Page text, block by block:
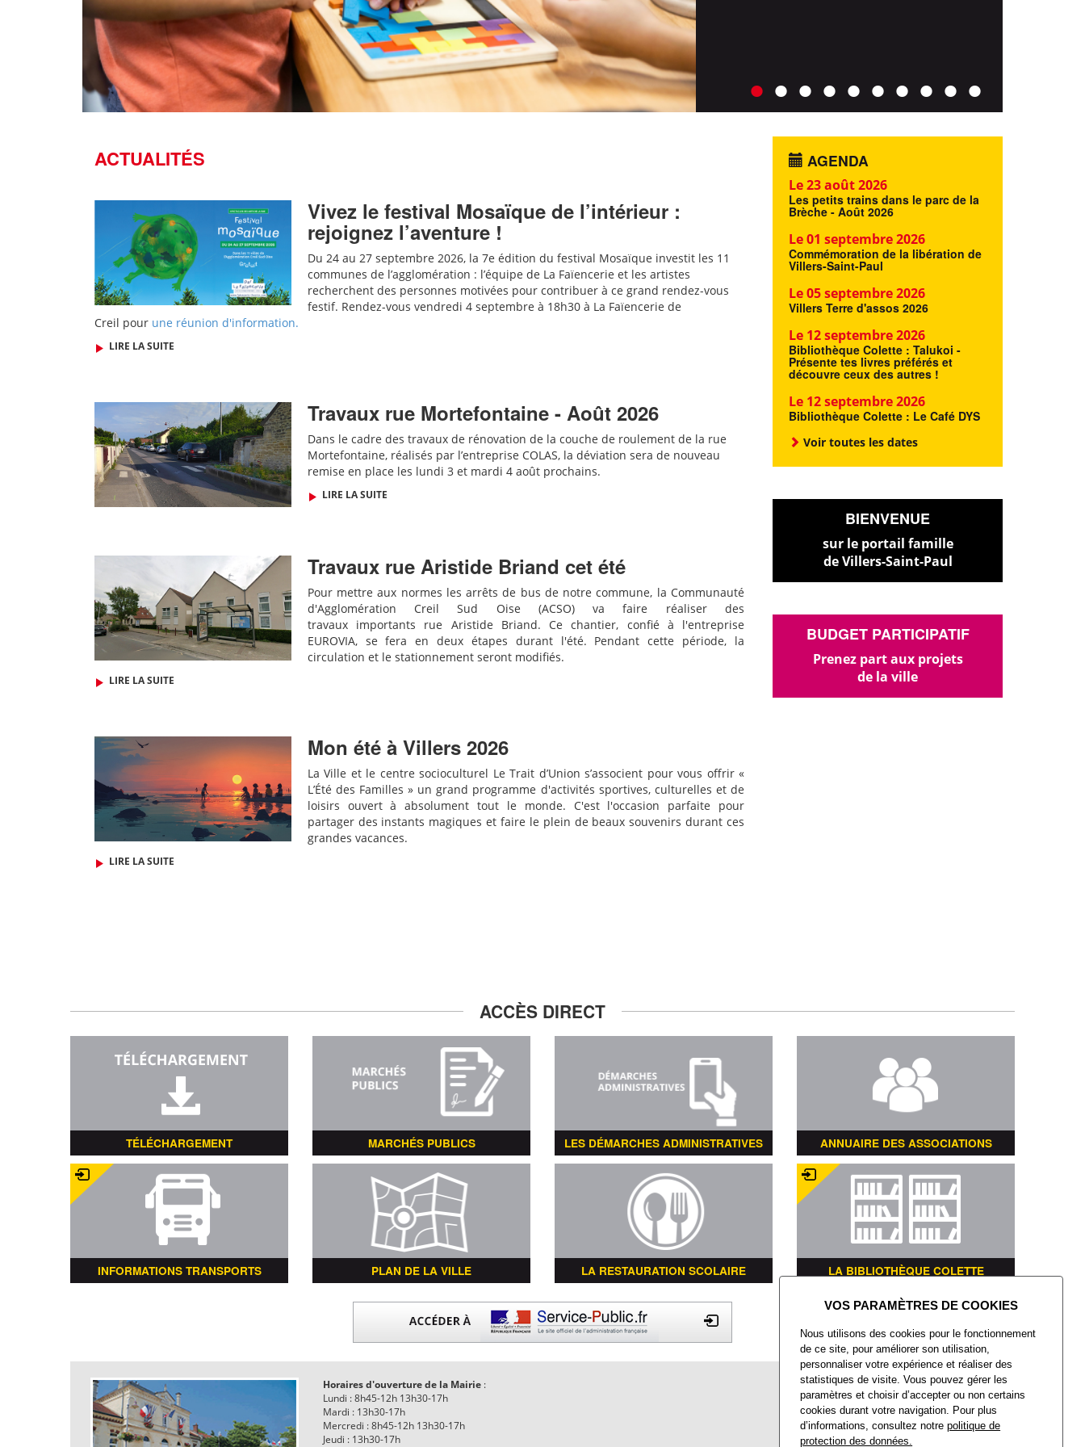
ACTUALITÉS
Vivez le festival Mosaïque de l’intérieur :
rejoignez l’aventure !
Du 24 au 27 septembre 2026, la 7e édition du festival Mosaïque investit les 11
communes de l’agglomération : l’équipe de La Faïencerie et les artistes
recherchent des personnes motivées pour contribuer à ce grand rendez-vous
festif. Rendez-vous vendredi 4 septembre à 18h30 à La Faïencerie de
Creil pour une réunion d'information.
LIRE LA SUITE
Travaux rue Mortefontaine - Août 2026
Dans le cadre des travaux de rénovation de la couche de roulement de la rue
Mortefontaine, réalisés par l’entreprise COLAS, la déviation sera de nouveau
remise en place les lundi 3 et mardi 4 août prochains.
LIRE LA SUITE
Travaux rue Aristide Briand cet été
Pour mettre aux normes les arrêts de bus de notre commune, la Communauté
d'Agglomération Creil Sud Oise (ACSO) va faire réaliser des
travaux importants rue Aristide Briand. Ce chantier, confié à l'entreprise
EUROVIA, se fera en deux étapes durant l'été. Pendant cette période, la
circulation et le stationnement seront modifiés.
LIRE LA SUITE
Mon été à Villers 2026
La Ville et le centre socioculturel Le Trait d’Union s’associent pour vous offrir «
L’Été des Familles » un grand programme d'activités sportives, culturelles et de
loisirs ouvert à absolument tout le monde. C'est l'occasion parfaite pour
partager des instants magiques et faire le plein de beaux souvenirs durant ces
grandes vacances.
LIRE LA SUITE
AGENDA
Le 23 août 2026
Les petits trains dans le parc de la
Brèche - Août 2026
Le 01 septembre 2026
Commémoration de la libération de
Villers-Saint-Paul
Le 05 septembre 2026
Villers Terre d'assos 2026
Le 12 septembre 2026
Bibliothèque Colette : Talukoi -
Présente tes livres préférés et
découvre ceux des autres !
Le 12 septembre 2026
Bibliothèque Colette : Le Café DYS
Voir toutes les dates
BIENVENUE
sur le portail famille
de Villers-Saint-Paul
BUDGET PARTICIPATIF
Prenez part aux projets
de la ville
ACCÈS DIRECT
TÉLÉCHARGEMENT MARCHÉS PUBLICS LES DÉMARCHES ADMINISTRATIVES ANNUAIRE DES ASSOCIATIONS
INFORMATIONS TRANSPORTS PLAN DE LA VILLE LA RESTAURATION SCOLAIRE LA BIBLIOTHÈQUE COLETTE
Horaires d'ouverture de la Mairie:
Lundi : 8h45-12h 13h30-17h
Mardi : 13h30-17h
Mercredi : 8h45-12h 13h30-17h
Jeudi : 13h30-17h
Mairie de Villers-Saint-Paul
Place François Mitterrand
Villers-Saint-Paul
60872 Rieux CEDEX
Nous utilisons des cookies pour le fonctionnement
de ce site, pour améliorer son utilisation,
personnaliser votre expérience et réaliser des
statistiques de visite. Vous pouvez gérer les
paramètres et choisir d’accepter ou non certains
cookies durant votre navigation. Pour plus
d’informations, consultez notrepolitique de
protection des données.